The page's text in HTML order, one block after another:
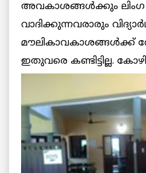
അവകാശങ്ങള്‍ക്കും ലിംഗ
വാദിക്കുന്നവരാരും
മൗലികാവകാശങ്ങള്‍ക്ക്
ഇതുവരെ കണ്ടിട്ടില്ല.